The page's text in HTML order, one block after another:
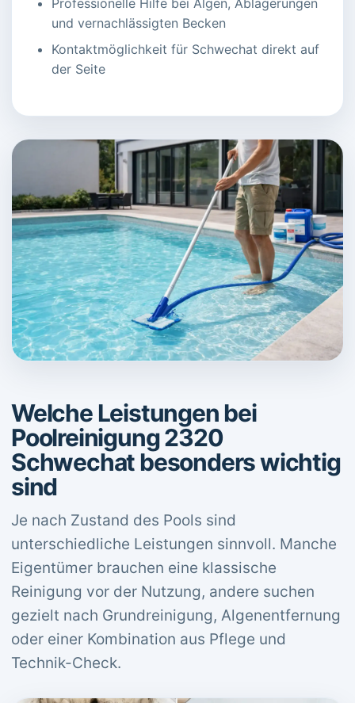
Professionelle Hilfe bei Algen, Ablagerungen
und vernachlässigten Becken
Kontaktmöglichkeit für Schwechat direkt auf
der Seite
Welche Leistungen bei
Poolreinigung 2320
Schwechat besonders wichtig
sind
Je nach Zustand des Pools sind
unterschiedliche Leistungen sinnvoll. Manche
Eigentümer brauchen eine klassische
Reinigung vor der Nutzung, andere suchen
gezielt nach Grundreinigung, Algenentfernung
oder einer Kombination aus Pflege und
Technik-Check.